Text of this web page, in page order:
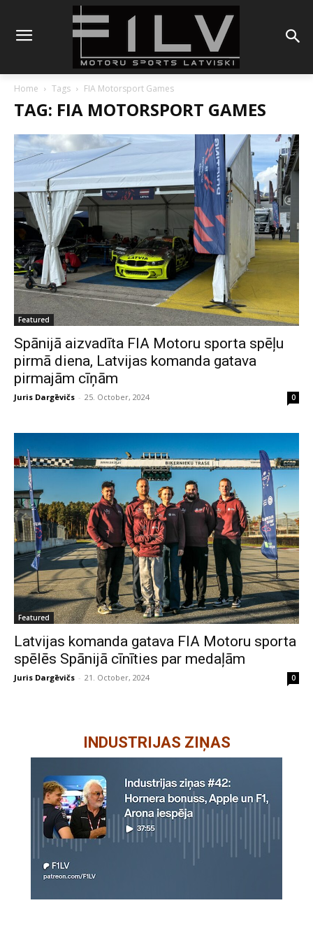
Home Tags FIA Motorsport Games
TAG: FIA MOTORSPORT GAMES
Featured
Spānijā aizvadīta FIA Motoru sporta spēļu
pirmā diena, Latvijas komanda gatava
pirmajām cīņām
Juris Dargēvičs - 25. October, 2024 0
Featured
Latvijas komanda gatava FIA Motoru sporta
spēlēs Spānijā cīnīties par medaļām
Juris Dargēvičs - 21. October, 2024 0
INDUSTRIJAS ZIŅAS